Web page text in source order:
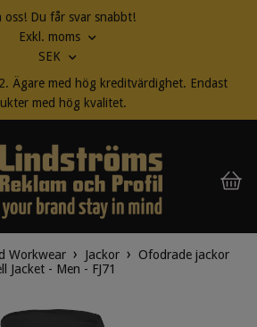
oss! Du får svar snabbt!
Exkl. moms
SEK
Ägare med hög kreditvärdighet. Endast
med hög kvalitet.
Workwear Jackor
Ofodrade jackor
Jacket - Men - FJ71